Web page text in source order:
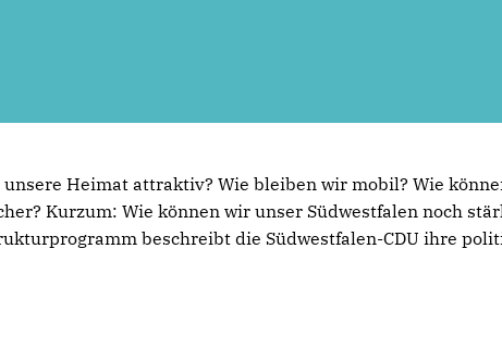
Heimat attraktiv? Wie bleiben wir mobil? Wie
Kurzum: Wie können wir unser Südwestfalen noch
beschreibt die Südwestfalen-CDU ihre